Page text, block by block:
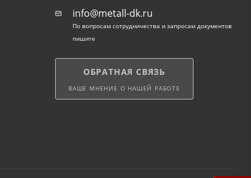
info@metall-dk.ru
По вопросам сотрудничества и запросам документов
пишите
ОБРАТНАЯ СВЯЗЬ
ВАШЕ МНЕНИЕ О НАШЕЙ РАБОТЕ